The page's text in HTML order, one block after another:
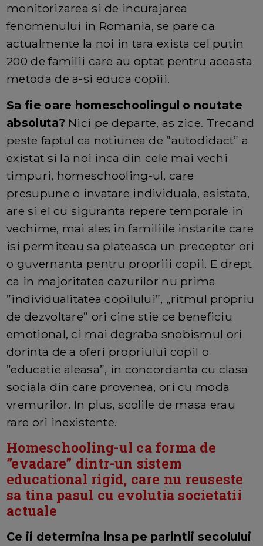
monitorizarea si de incurajarea
fenomenului in Romania, se pare ca
actualmente la noi in tara exista cel putin
200 de familii care au optat pentru aceasta
metoda de a-si educa copiii.
Sa fie oare homeschoolingul o noutate
absoluta? Nici pe departe, as zice. Trecand
peste faptul ca notiunea de ”autodidact” a
existat si la noi inca din cele mai vechi
timpuri, homeschooling-ul, care
presupune o invatare individuala, asistata,
are si el cu siguranta repere temporale in
vechime, mai ales in familiile instarite care
isi permiteau sa plateasca un preceptor ori
o guvernanta pentru propriii copii. E drept
ca in majoritatea cazurilor nu prima
”individualitatea copilului”, „ritmul propriu
de dezvoltare” ori cine stie ce beneficiu
emotional, ci mai degraba snobismul ori
dorinta de a oferi propriului copil o
”educatie aleasa”, in concordanta cu clasa
sociala din care provenea, ori cu moda
vremurilor. In plus, scolile de masa erau
rare ori inexistente.
Homeschooling-ul ca forma de
”evadare” dintr-un sistem
educational rigid, care nu reuseste
sa tina pasul cu evolutia societatii
actuale
Ce ii determina insa pe parintii secolului